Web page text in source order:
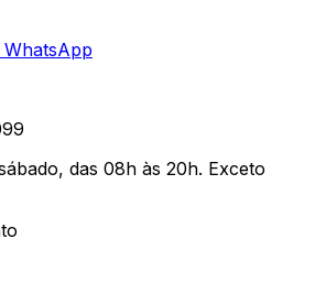
das 08h às 20h. Exceto